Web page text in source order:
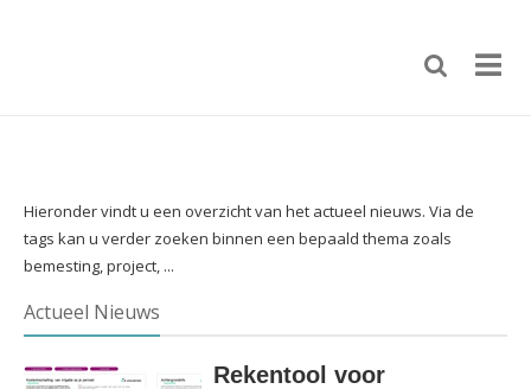
Hieronder vindt u een overzicht van het actueel nieuws. Via de
tags kan u verder zoeken binnen een bepaald thema zoals
bemesting, project, ...
Actueel Nieuws
Rekentool voor